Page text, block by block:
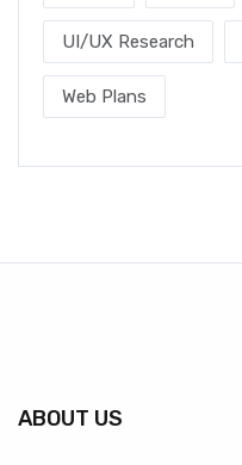
UI/UX Research
Web Plans
ABOUT US